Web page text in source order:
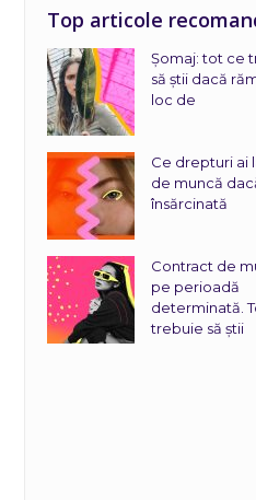
Top articole
Șomaj: tot ce
să știi dacă
loc de
Ce drepturi ai
de muncă
însărcinată
Contract de
pe perioadă
determinată.
trebuie să știi